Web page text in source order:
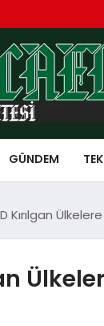
GÜNDEM
Kırılgan